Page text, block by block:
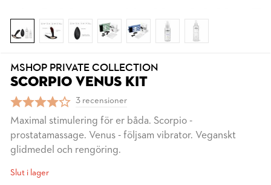
MSHOP PRIVATE COLLECTION
SCORPIO VENUS KIT
3 recensioner
Maximal stimulering för er båda. Scorpio -
prostatamassage. Venus - följsam vibrator. Veganskt
glidmedel och rengöring.
Slut i lager